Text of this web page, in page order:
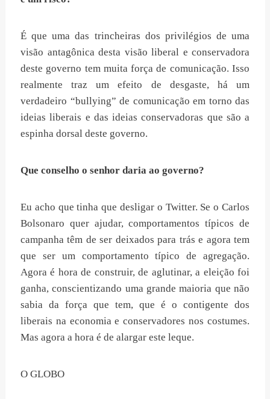
É que uma das trincheiras dos privilégios de uma
visão antagônica desta visão liberal e conservadora
deste governo tem muita força de comunicação. Isso
realmente traz um efeito de desgaste, há um
verdadeiro “bullying” de comunicação em torno das
ideias liberais e das ideias conservadoras que são a
espinha dorsal deste governo.
Que conselho o senhor daria ao governo?
Eu acho que tinha que desligar o Twitter. Se o Carlos
Bolsonaro quer ajudar, comportamentos típicos de
campanha têm de ser deixados para trás e agora tem
que ser um comportamento típico de agregação.
Agora é hora de construir, de aglutinar, a eleição foi
ganha, conscientizando uma grande maioria que não
sabia da força que tem, que é o contigente dos
liberais na economia e conservadores nos costumes.
Mas agora a hora é de alargar este leque.
O GLOBO